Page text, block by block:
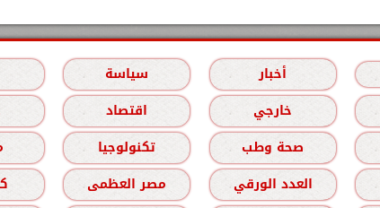
أخبار سياسة
خارجي اقتصاد
صحة وطب تكنولوجيا
العدد الورقي مصر العظمى